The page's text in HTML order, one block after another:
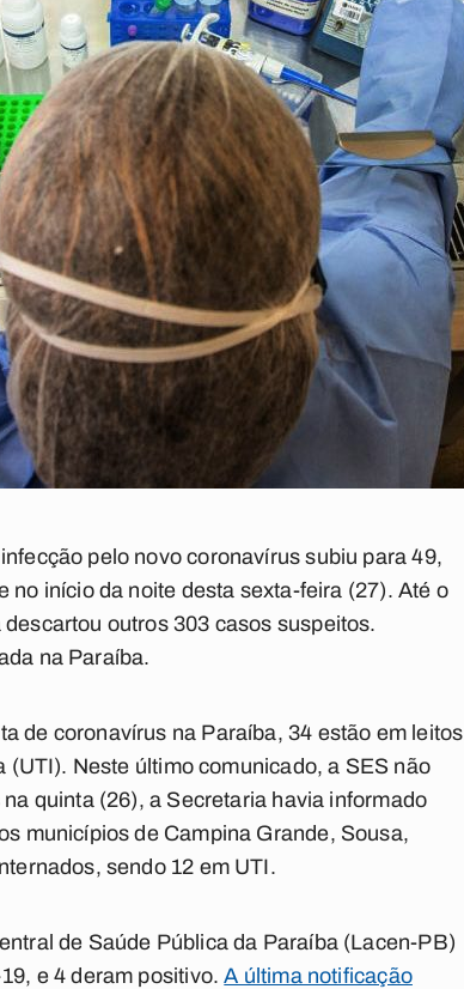
pelo novo coronavírus subiu para 49,
início da noite desta sexta-feira (27). Até o
outros 303 casos suspeitos.
na Paraíba.
de coronavírus na Paraíba, 34 estão em leitos
Neste último comunicado, a SES não
quinta (26), a Secretaria havia informado
municípios de Campina Grande, Sousa,
sendo 12 em UTI.
de Saúde Pública da Paraíba (Lacen-PB)
e 4 deram positivo.A última notificação